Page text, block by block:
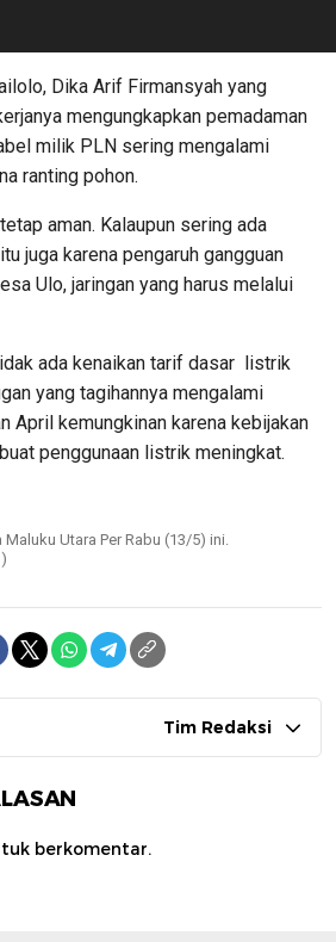
Dika Arif Firmansyah yang
mengungkapkan pemadaman
milik PLN sering mengalami
ranting pohon.
aman. Kalaupun sering ada
juga karena pengaruh gangguan
Ulo, jaringan yang harus melalui
ada kenaikan tarif dasar listrik
yang tagihannya mengalami
April kemungkinan karena kebijakan
penggunaan listrik meningkat.
Utara Per Rabu (13/5) ini.
Tim Redaksi
berkomentar.